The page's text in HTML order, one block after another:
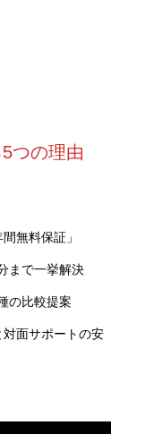
つの理由
無料保証」
まで一挙解決
の比較提案
面サポートの安